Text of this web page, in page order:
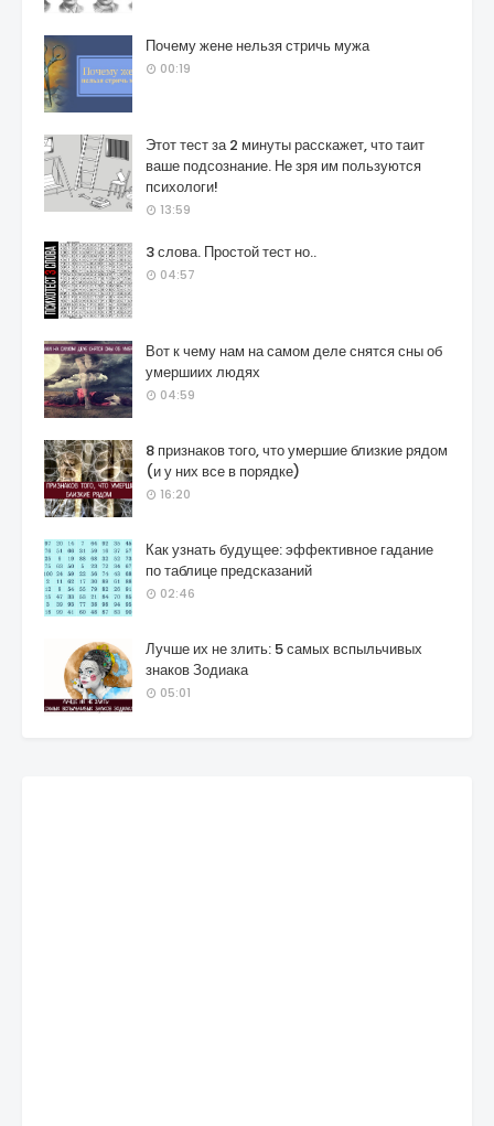
Почему жене нельзя стричь мужа
00:19
Этот тест за 2 минуты расскажет, что таит
ваше подсознание. Не зря им пользуются
психологи!
13:59
3 слова. Простой тест но..
04:57
Вот к чему нам на самом деле снятся сны об
умершиих людях
04:59
8 признаков того, что умершие близкие рядом
(и у них все в порядке)
16:20
Как узнать будущее: эффективное гадание
по таблице предсказаний
02:46
Лучше их не злить: 5 самых вспыльчивых
знаков Зодиака
05:01